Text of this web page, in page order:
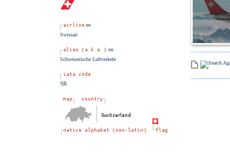
Swissair
Schweizerische Luftverkehr
SR